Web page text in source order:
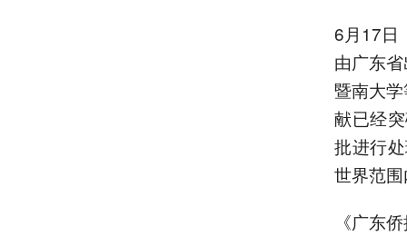
6月17日
由广东
暨南大
献已经
批进行
世界范
《广东